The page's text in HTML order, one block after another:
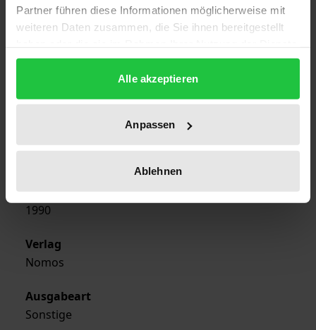
Partner führen diese Informationen möglicherweise mit
weiteren Daten zusammen, die Sie ihnen bereitgestellt
gesammelt haben.
Alle akzeptieren
Anpassen
Ablehnen
Auflage
1
978-3-7890-2106-0
Erscheinungsjahr
1990
Verlag
Nomos
Ausgabeart
Sonstige